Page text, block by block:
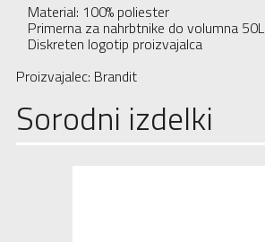
Material: 100% poliester
Primerna za nahrbtnike do volumna 50L
Diskreten logotip proizvajalca
Proizvajalec: Brandit
Sorodni izdelki